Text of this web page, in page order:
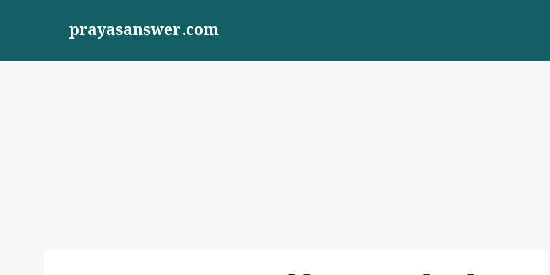
prayasanswer.com